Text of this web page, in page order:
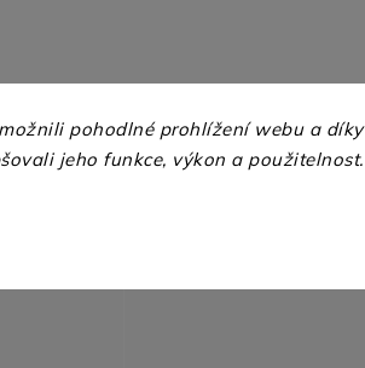
pohodlné prohlížení webu a díky
jeho funkce, výkon a použitelnost.
INSTAGRAM